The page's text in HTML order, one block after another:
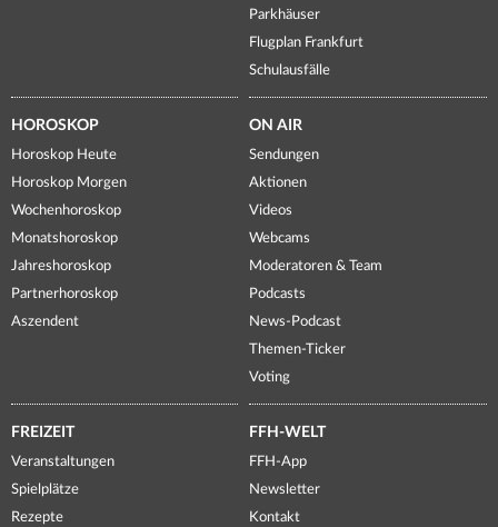
Parkhäuser
Flugplan Frankfurt
Schulausfälle
HOROSKOP
Horoskop Heute
Horoskop Morgen
Wochenhoroskop
Monatshoroskop
Jahreshoroskop
Partnerhoroskop
Aszendent
ON AIR
Sendungen
Aktionen
Videos
Webcams
Moderatoren & Team
Podcasts
News-Podcast
Themen-Ticker
Voting
FREIZEIT
Veranstaltungen
Spielplätze
Rezepte
FFH-WELT
FFH-App
Newsletter
Kontakt